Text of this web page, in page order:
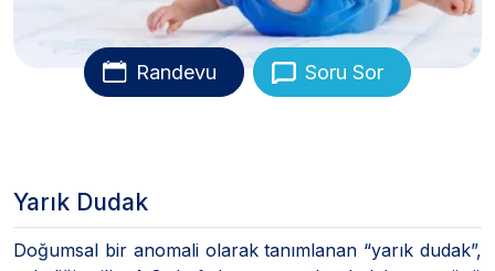
Randevu Soru Sor
Yarık Dudak
Doğumsal bir anomali olarak tanımlanan “yarık dudak”,